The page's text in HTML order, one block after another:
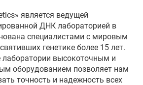
является ведущей
ДНК лабораторией в
специалистами с мировым
генетике более 15 лет.
лаборатории высокоточным и
оборудованием позволяет нам
точность и надежность всех